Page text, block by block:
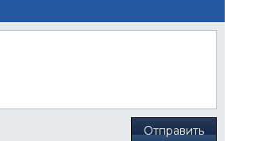
Отправить